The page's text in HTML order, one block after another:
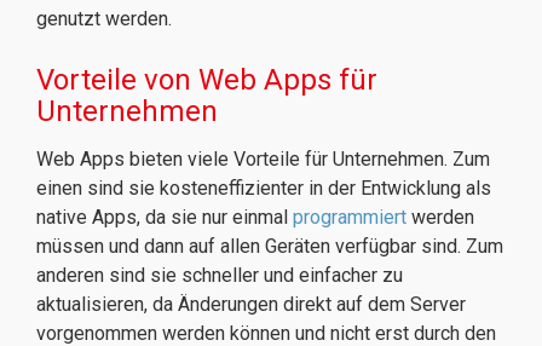
genutzt werden.
Vorteile von Web Apps für
Unternehmen
Web Apps bieten viele Vorteile für Unternehmen. Zum
einen sind sie kosteneffizienter in der Entwicklung als
native Apps, da sie nur einmal programmiert werden
müssen und dann auf allen Geräten verfügbar sind. Zum
anderen sind sie schneller und einfacher zu
aktualisieren, da Änderungen direkt auf dem Server
vorgenommen werden können und nicht erst durch den